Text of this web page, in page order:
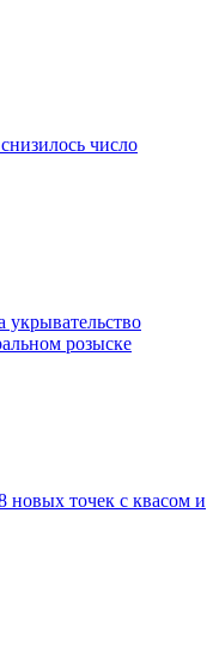
число
укрывательство
розыске
новых точек с квасом и